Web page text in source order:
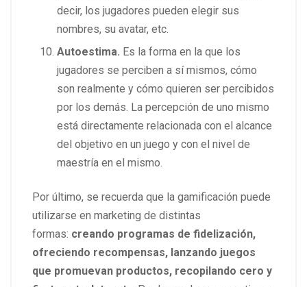
decir, los jugadores pueden elegir sus
nombres, su avatar, etc.
Autoestima. Es la forma en la que los
jugadores se perciben a sí mismos, cómo
son realmente y cómo quieren ser percibidos
por los demás. La percepción de uno mismo
está directamente relacionada con el alcance
del objetivo en un juego y con el nivel de
maestría en el mismo.
Por último, se recuerda que la gamificación puede
utilizarse en marketing de distintas
formas: creando programas de fidelización,
ofreciendo recompensas, lanzando juegos
que promuevan productos, recopilando cero y